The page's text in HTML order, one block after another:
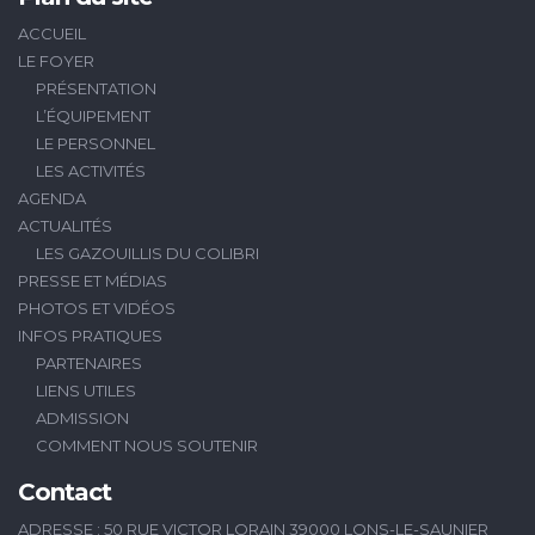
ACCUEIL
LE FOYER
PRÉSENTATION
L’ÉQUIPEMENT
LE PERSONNEL
LES ACTIVITÉS
AGENDA
ACTUALITÉS
LES GAZOUILLIS DU COLIBRI
PRESSE ET MÉDIAS
PHOTOS ET VIDÉOS
INFOS PRATIQUES
PARTENAIRES
LIENS UTILES
ADMISSION
COMMENT NOUS SOUTENIR
Contact
ADRESSE : 50 RUE VICTOR LORAIN 39000 LONS-LE-SAUNIER